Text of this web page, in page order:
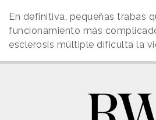
En definitiva, pequeñas trabas
funcionamiento más
esclerosis múltiple dificulta la